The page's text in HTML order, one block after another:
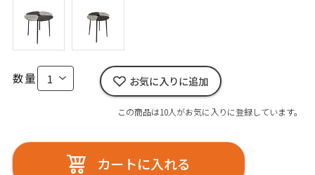
数量 お気に入りに追加
この商品は10人がお気に入りに登録しています。
カートに入れる